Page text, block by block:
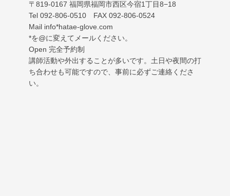
〒819-0167 福岡県福岡市西区今宿1丁目8−18
Tel 092-806-0510 FAX 092-806-0524
Mail info*hatae-glove.com
*を@に変えてメールください。
Open 完全予約制
講師活動や外出することが多いです。土日や夜間の打
ち合わせも可能ですので、事前に必ずご連絡くださ
い。